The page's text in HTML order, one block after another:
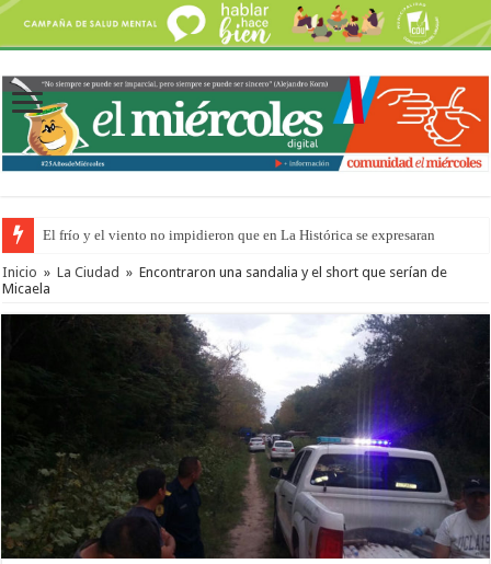
El frío y el viento no impidieron que en La Histórica se expresaran
OSER: Frigerio aseguró que mejoraron el servicio, redujeron el déficit en
Inicio » La Ciudad » Encontraron una sandalia y el short que serían de
Micaela